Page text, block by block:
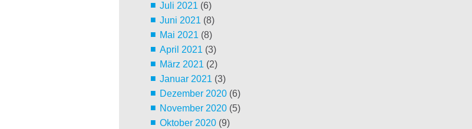
Juli 2021 (6)
Juni 2021 (8)
Mai 2021 (8)
April 2021 (3)
März 2021 (2)
Januar 2021 (3)
Dezember 2020(6)
November 2020(5)
Oktober 2020(9)